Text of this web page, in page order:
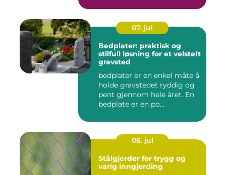
07. jul
Bedplater: praktisk og
stilfull løsning for et velstelt
gravsted
bedplater er en enkel måte å
holde gravstedet ryddig og
pent gjennom hele året. En
bedplate er en po...
06. jul
Stålgjerder for trygg og
varig inngjerding